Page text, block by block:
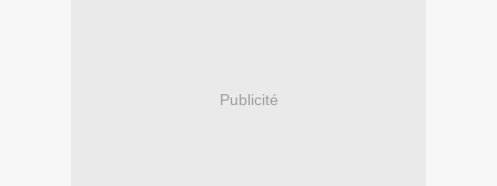
Publicité